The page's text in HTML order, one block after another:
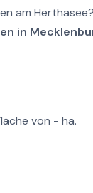
am
in
von - ha.